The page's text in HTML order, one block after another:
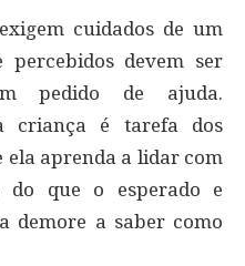
cuidados de um
percebidos devem ser
pedido de ajuda.
criança é tarefa dos
ela aprenda a lidar com
que o esperado e
demore a saber como